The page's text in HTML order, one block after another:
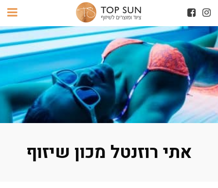
אתי רוזנטל מכון שיזוף